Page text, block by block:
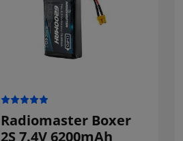
Radiomaster Boxer
2S 7.4V 6200mAh